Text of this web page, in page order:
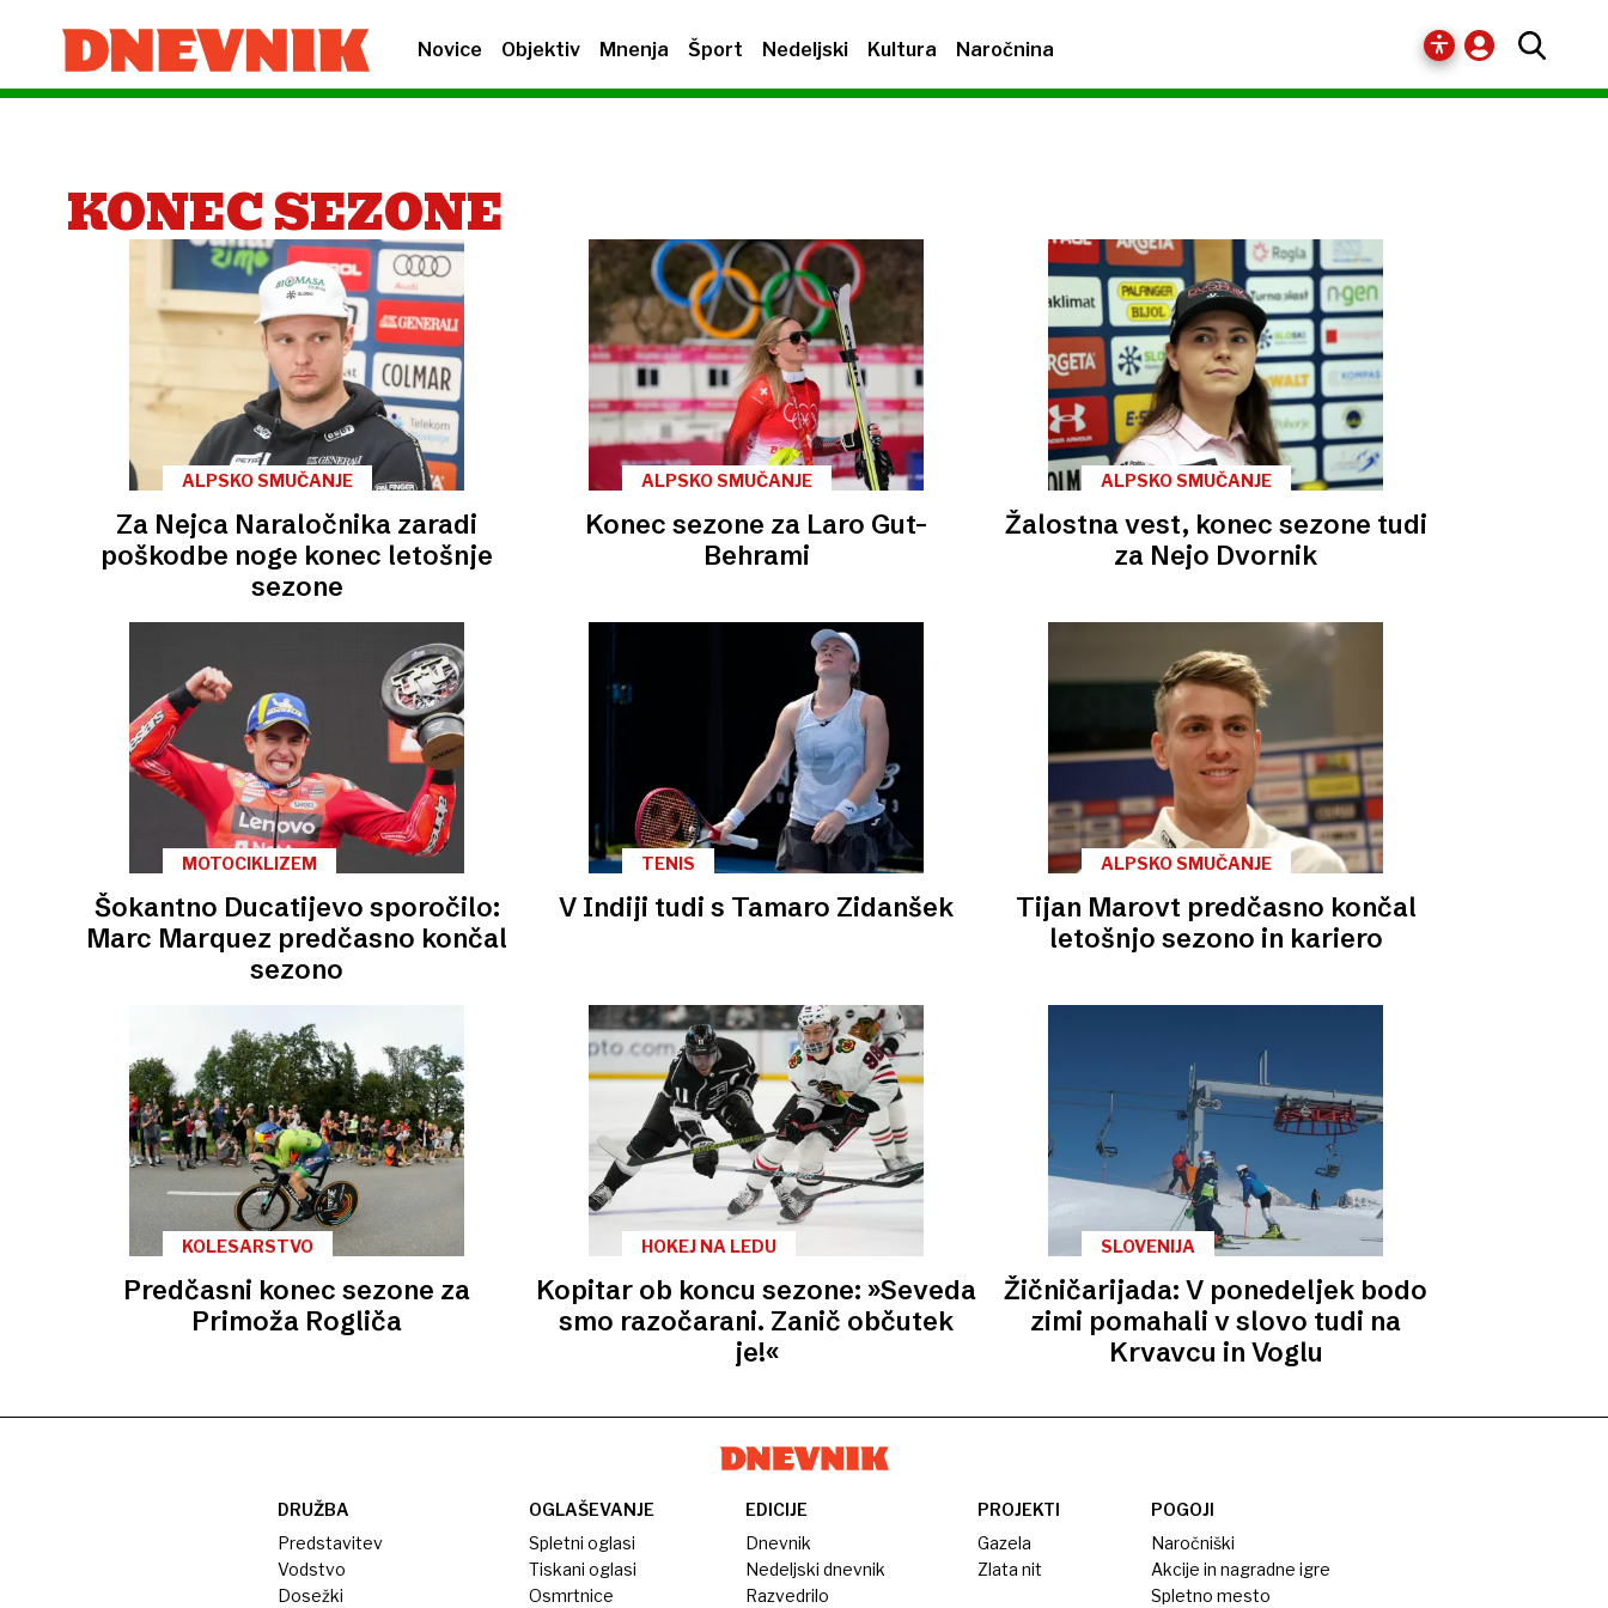
Novice Objektiv Mnenja Šport Nedeljski Kultura Naročnina
KONEC SEZONE
ALPSKO SMUČANJE
Za Nejca Naraločnika zaradi
poškodbe noge konec letošnje
sezone
ALPSKO SMUČANJE
Konec sezone za Laro Gut-
Behrami
ALPSKO SMUČANJE
Žalostna vest, konec sezone tudi
za Nejo Dvornik
MOTOCIKLIZEM
Šokantno Ducatijevo sporočilo:
Marc Marquez predčasno končal
sezono
TENIS
V Indiji tudi s Tamaro Zidanšek
ALPSKO SMUČANJE
Tijan Marovt predčasno končal
letošnjo sezono in kariero
KOLESARSTVO
Predčasni konec sezone za
Primoža Rogliča
HOKEJ NA LEDU
Kopitar ob koncu sezone: »Seveda
smo razočarani. Zanič občutek
je!«
SLOVENIJA
Žičničarijada: V ponedeljek bodo
zimi pomahali v slovo tudi na
Krvavcu in Voglu
DRUŽBA
Predstavitev
Vodstvo
Dosežki
OGLAŠEVANJE
Spletni oglasi
Tiskani oglasi
Osmrtnice
EDICIJE
Dnevnik
Nedeljski dnevnik
Razvedrilo
PROJEKTI
Gazela
Zlata nit
POGOJI
Naročniški
Akcije in nagradne igre
Spletno mesto